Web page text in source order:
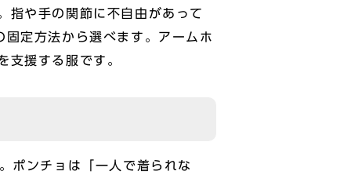
指や手の関節に不自由があって
定方法から選べます。アームホ
支援する服です。
ポンチョは「一人で着られな